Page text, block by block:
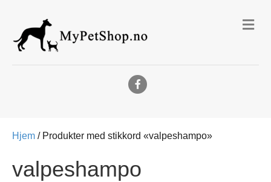
Facebook
Hjem / Produkter med stikkord «valpeshampo»
valpeshampo